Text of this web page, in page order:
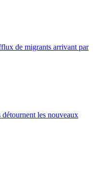
de migrants arrivant par
détournent les nouveaux